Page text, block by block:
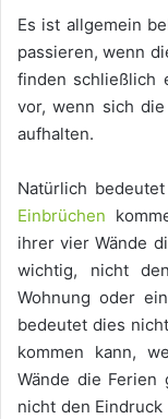
Es ist allgemein
passieren, wenn
finden schließlich
vor, wenn sich
aufhalten.
Natürlich
Einbrüchen
ihrer vier Wände
wichtig, nicht
Wohnung oder
bedeutet dies
kommen kann,
Wände die Ferien
nicht den